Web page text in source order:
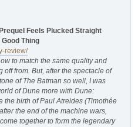
Feels Plucked Straight
Thing
review/
to match the same quality and
from. But, after the spectacle of
of The Batman so well, I was
of Dune more with Dune:
the birth of Paul Atreides (Timothée
the end of the machine wars,
together to form the legendary